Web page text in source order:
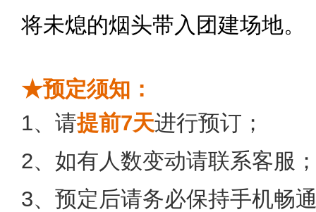
将未熄的烟头带入团建场地。
★预定须知：
1、请提前7天进行预订；
2、如有人数变动请联系客服
3、预定后请务必保持手机畅